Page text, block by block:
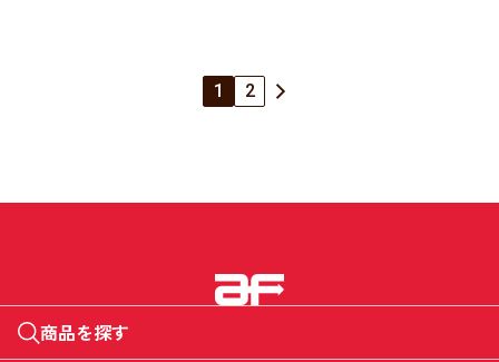
1 2
商品を探す